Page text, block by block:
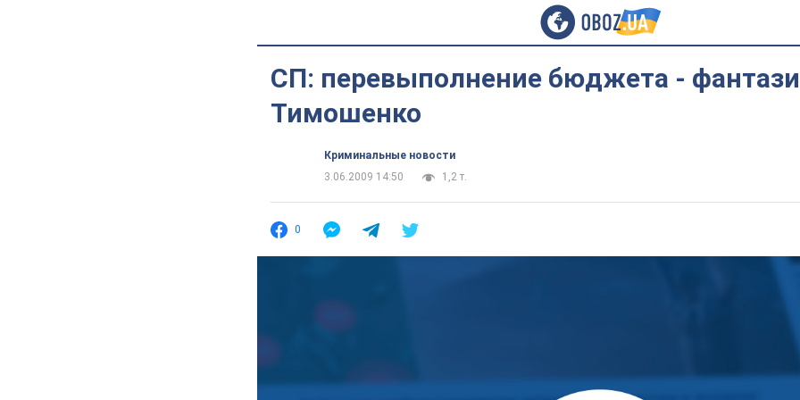
СП: перевыполнение бюджета -
Тимошенко
Криминальные новости
3.06.2009 14:50
1,2 т.
0